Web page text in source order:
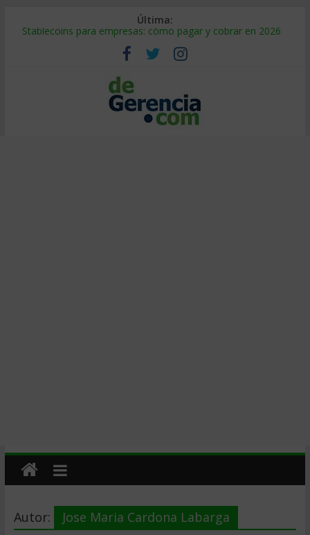
Última:
Stablecoins para empresas: cómo pagar y cobrar en 2026
Despido silencioso: qué es y por qué sale tan caro
IA en selección de personal: cómo auditarla a tiempo
Trabajo forzoso en la cadena de suministro: qué hacer
Mercado hispano de EE. UU.: cómo segmentarlo y venderle
Autor: Jose Maria Cardona Labarga